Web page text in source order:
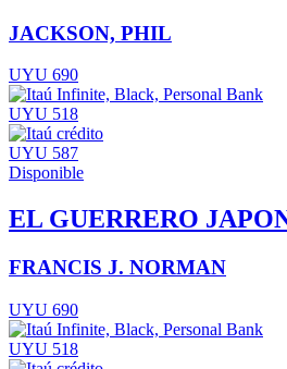
JACKSON, PHIL
UYU 690
UYU 518
UYU 587
Disponible
EL GUERRERO
FRANCIS J. NORMAN
UYU 690
UYU 518